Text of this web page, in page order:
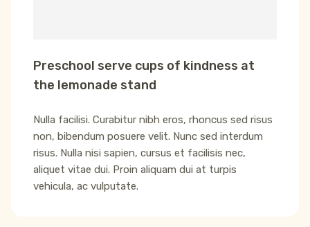
Preschool serve cups of kindness at
the lemonade stand
Nulla facilisi. Curabitur nibh eros, rhoncus sed risus
non, bibendum posuere velit. Nunc sed interdum
risus. Nulla nisi sapien, cursus et facilisis nec,
aliquet vitae dui. Proin aliquam dui at turpis
vehicula, ac vulputate.